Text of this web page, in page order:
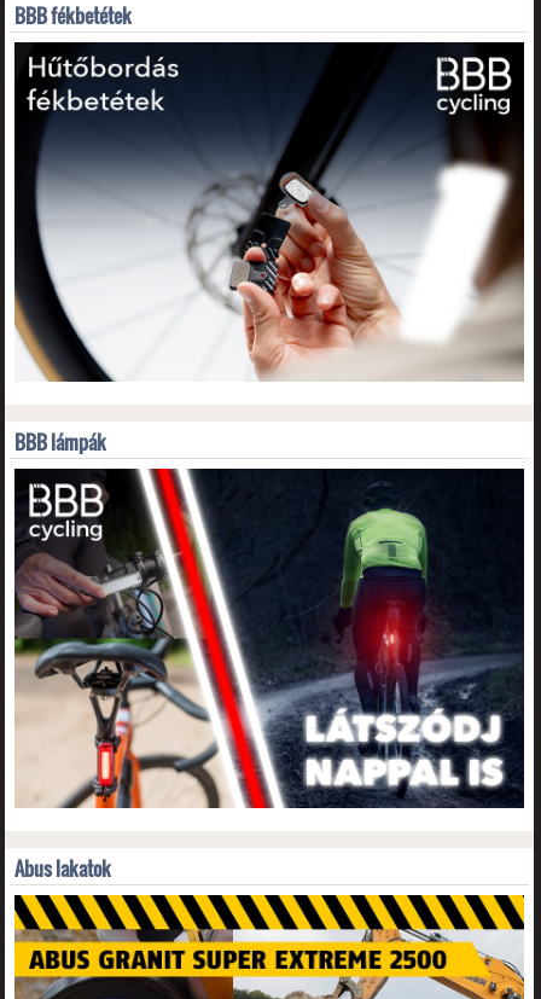
BBB fékbetétek
BBB lámpák
Abus lakatok